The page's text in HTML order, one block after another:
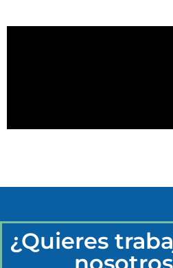
¿Quieres